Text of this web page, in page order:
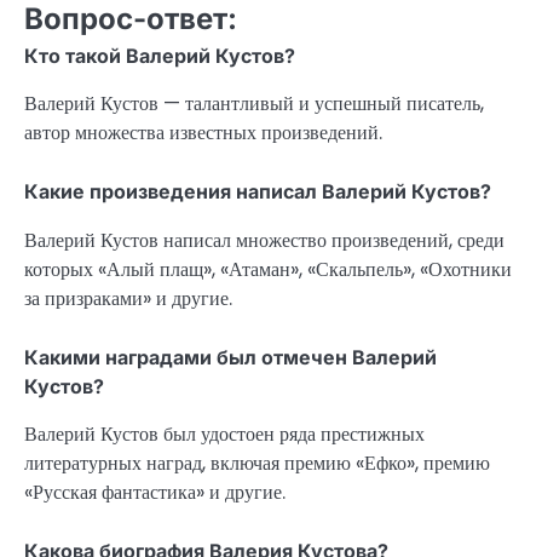
Вопрос-ответ:
Кто такой Валерий Кустов?
Валерий Кустов — талантливый и успешный писатель,
автор множества известных произведений.
Какие произведения написал Валерий Кустов?
Валерий Кустов написал множество произведений, среди
которых «Алый плащ», «Атаман», «Скальпель», «Охотники
за призраками» и другие.
Какими наградами был отмечен Валерий
Кустов?
Валерий Кустов был удостоен ряда престижных
литературных наград, включая премию «Ефко», премию
«Русская фантастика» и другие.
Какова биография Валерия Кустова?